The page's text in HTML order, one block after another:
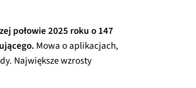
połowie 2025 roku o 147
Mowa o aplikacjach,
Największe wzrosty